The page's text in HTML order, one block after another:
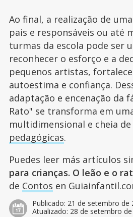
Ao final, a realização de
pais e responsáveis ou até
turmas da escola pode ser
reconhecer o esforço e a
pequenos artistas,
autoestima e confiança.
adaptação e encenação da
Rato" se transforma em
multidimensional e cheia de
pedagógicas.
Puedes leer más artículos
para crianças. O leão e o
de Contos en
Publicado: 21 de setembro de
Atualizado: 28 de setembro